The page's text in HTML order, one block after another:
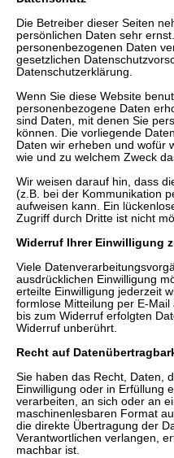
Die Betreiber dieser Seiten
persönlichen Daten sehr
personenbezogenen Daten
gesetzlichen
Datenschutzerklärung.
Wenn Sie diese Website
personenbezogene Daten
sind Daten, mit denen Sie
können. Die vorliegende
Daten wir erheben und wofür
wie und zu welchem Zweck
Wir weisen darauf hin, dass
(z.B. bei der Kommunikation
aufweisen kann. Ein
Zugriff durch Dritte ist nicht
Widerruf Ihrer Einwilligung
Viele
ausdrücklichen Einwilligung
erteilte Einwilligung jederzeit
formlose Mitteilung per E-
bis zum Widerruf erfolgten
Widerruf unberührt.
Recht auf
Sie haben das Recht, Daten,
Einwilligung oder in Erfüllung
verarbeiten, an sich oder an
maschinenlesbaren Format
die direkte Übertragung der
Verantwortlichen verlangen,
machbar ist.